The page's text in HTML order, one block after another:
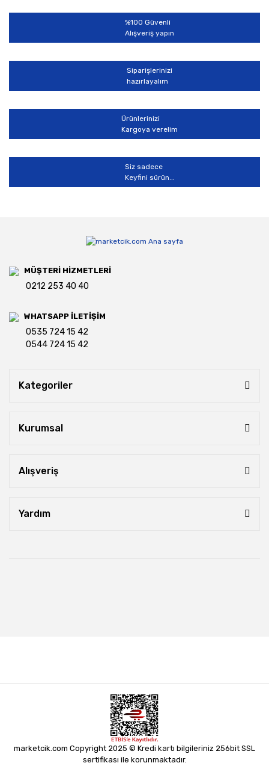
%100 Güvenli
Alışveriş yapın
Siparişlerinizi
hazırlayalım
Ürünlerinizi
Kargoya verelim
Siz sadece
Keyfini sürün...
MÜŞTERİ HİZMETLERİ
0212 253 40 40
WHATSAPP İLETİŞİM
0535 724 15 42
0544 724 15 42
Kategoriler
Kurumsal
Alışveriş
Yardım
marketcik.com Copyright 2025 © Kredi kartı bilgileriniz 256bit SSL
sertifikası ile korunmaktadır.